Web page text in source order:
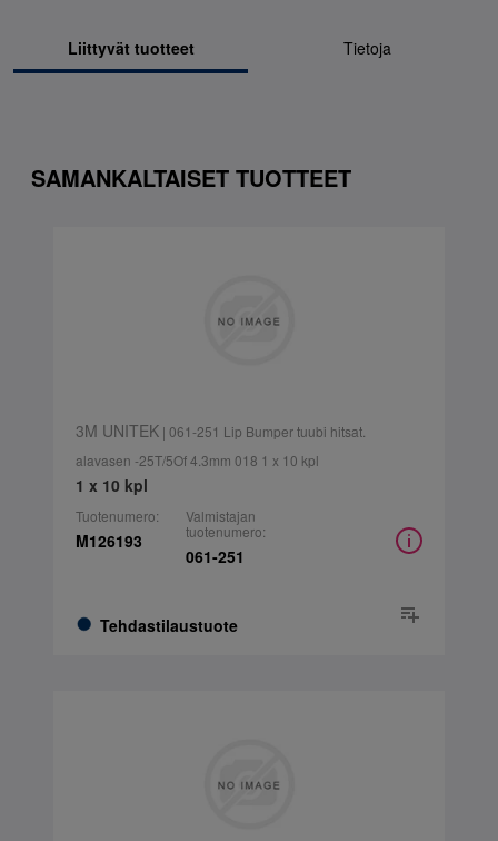
Liittyvät tuotteet Tietoja
SAMANKALTAISET TUOTTEET
3M UNITEK| 061-251 Lip Bumper tuubi hitsat.
alavasen -25T/5Of 4.3mm 018 1 x 10 kpl
1 x 10 kpl
Tuotenumero:
M126193
Tehdastilaustuote
Valmistajan
tuotenumero:
061-251